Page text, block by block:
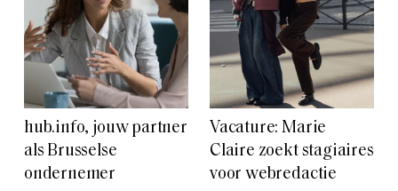
hub.info, jouw partner
als Brusselse
ondernemer
Vacature: Marie
Claire zoekt stagiaires
voor webredactie